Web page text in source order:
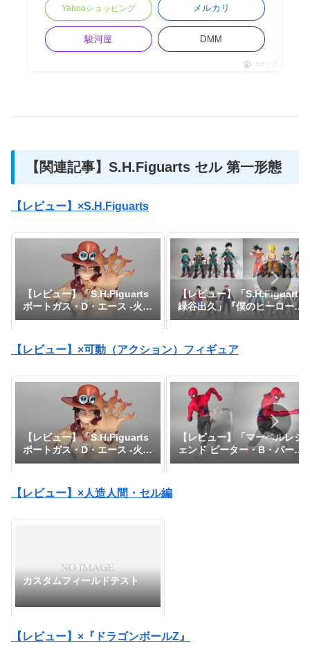
Yahooショッピング メルカリ
駿河屋 DMM
ポチップ
【関連記事】S.H.Figuarts セル 第一形態
【レビュー】×S.H.Figuarts
【レビュー】「S.H.Figuarts
ポートガス・D・エース -火
拳-」『ワンピース』
【レビュー】「S.H.Figuarts
緑谷出久」『僕のヒーローア
カデミア』
【レビュー】×可動（アクション）フィギュア
【レビュー】「S.H.Figuarts
ポートガス・D・エース -火
拳-」『ワンピース』
【レビュー】「マーベルレジ
ェンド ピーター・B・パーカ
ー」『スパイダーマン：アク
【レビュー】×人造人間・セル編
カスタムフィールドテスト
【レビュー】×『ドラゴンボールZ』